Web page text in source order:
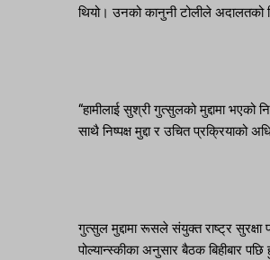
थियो। उनको कानुनी टोलीले अदालतको
“हामीलाई सुश्री गुत्सुलको मुद्दामा
साथै निष्पक्ष मुद्दा र उचित प्रक्रियाको
गुत्सुल मुद्दामा रूसले संयुक्त राष्ट्र
पोल्यान्स्कीका अनुसार बैठक बिहीबार